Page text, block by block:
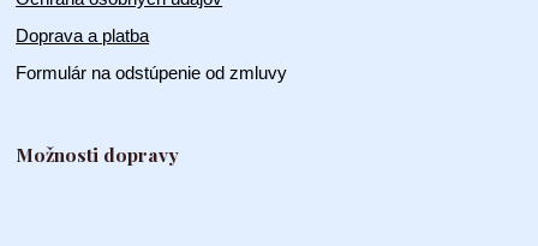
Doprava a platba
Formulár na odstúpenie od zmluvy
Možnosti dopravy